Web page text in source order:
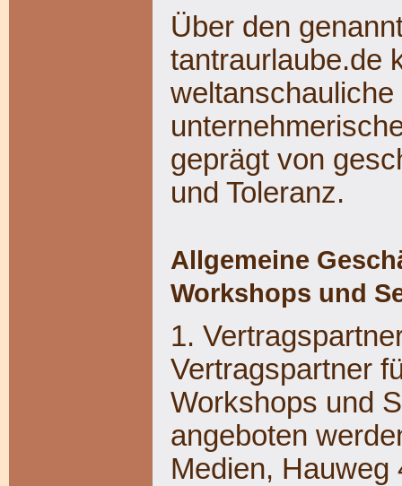
Über den
tantraurlaube.de
geprägt von
und Toleranz.
Allgemeine
Workshops und
1.
Vertragspartner
Workshops und
angeboten
Medien, Hauweg